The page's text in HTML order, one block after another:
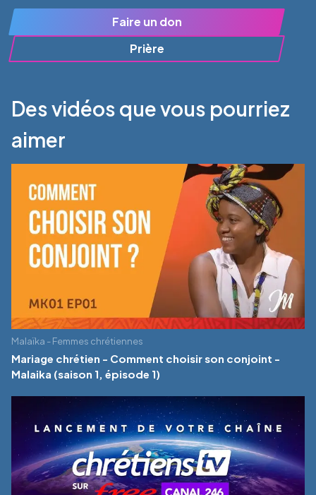
Faire un don
Prière
Des vidéos que vous pourriez
aimer
Malaïka - Femmes chrétiennes
Mariage chrétien - Comment choisir son conjoint -
Malaika (saison 1, épisode 1)